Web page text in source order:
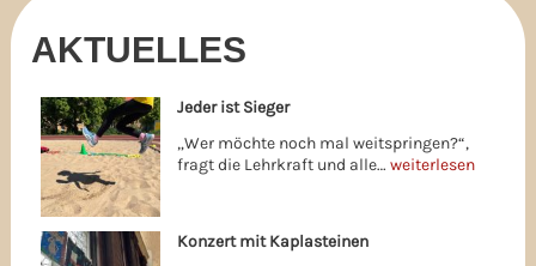
AKTUELLES
Jeder ist Sieger
„Wer möchte noch mal weitspringen?“,
fragt die Lehrkraft und alle… weiterlesen
Konzert mit Kaplasteinen